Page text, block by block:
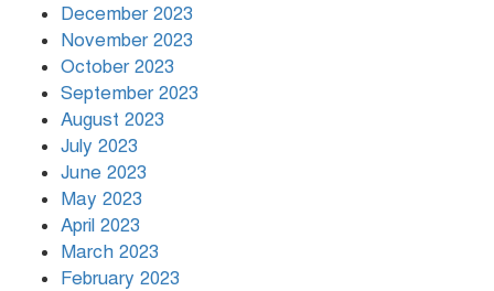
December 2023
November 2023
October 2023
September 2023
August 2023
July 2023
June 2023
May 2023
April 2023
March 2023
February 2023